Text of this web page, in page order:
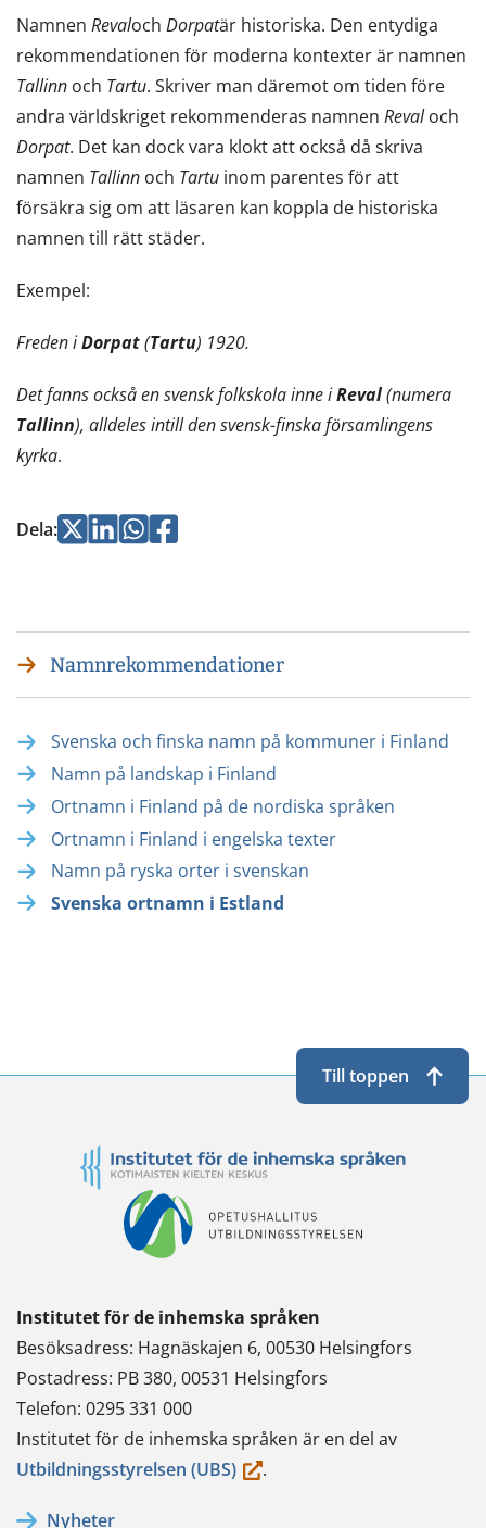
Namnrekommendationer
Svenska och finska namn på kommuner i Finland
Namn på landskap i Finland
Ortnamn i Finland på de nordiska språken
Ortnamn i Finland i engelska texter
Namn på ryska orter i svenskan
Svenska ortnamn i Estland
Namnen Revaloch Dorpatär historiska. Den entydiga
rekommendationen för moderna kontexter är namnen
Tallinn och Tartu. Skriver man däremot om tiden före
andra världskriget rekommenderas namnen Revaloch
Dorpat. Det kan dock vara klokt att också då skriva
namnen Tallinn och Tartu inom parentes för att
försäkra sig om att läsaren kan koppla de historiska
namnen till rätt städer.
Exempel:
Freden iDorpat(Tartu) 1920.
Det fanns också en svensk folkskola inne iReval(numera
Tallinn), alldeles intill den svensk-finska församlingens
kyrka.
Dela:Jaa Jaa Jaa
Jaa
Institutet för de inhemska språken
Besöksadress: Hagnäskajen 6, 00530 Helsingfors
Postadress: PB 380, 00531 Helsingfors
Telefon: 0295 331 000
Institutet för de inhemska språken är en del av
Utbildningsstyrelsen (UBS)(du.
Nyheter
Till toppen